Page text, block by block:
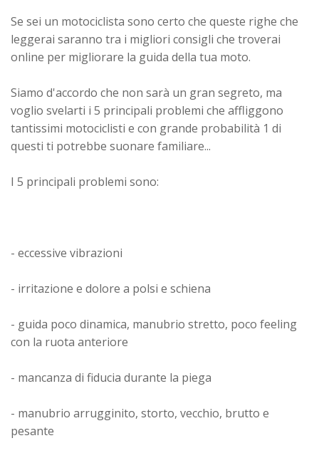
Se sei un motociclista sono certo che queste righe che
leggerai saranno tra i migliori consigli che troverai
online per migliorare la guida della tua moto.
Siamo d'accordo che non sarà un gran segreto, ma
voglio svelarti i 5 principali problemi che affliggono
tantissimi motociclisti e con grande probabilità 1 di
questi ti potrebbe suonare familiare...
I 5 principali problemi sono:
- eccessive vibrazioni
- irritazione e dolore a polsi e schiena
- guida poco dinamica, manubrio stretto, poco feeling
con la ruota anteriore
- mancanza di fiducia durante la piega
- manubrio arrugginito, storto, vecchio, brutto e
pesante